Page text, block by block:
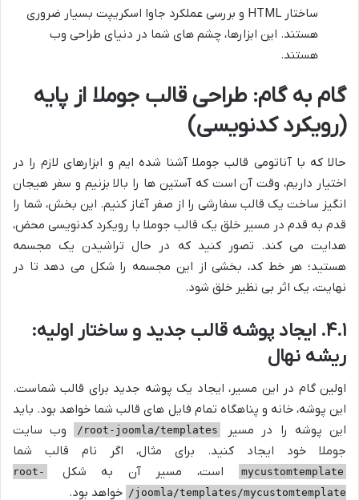
ساختار HTML و بررسی عملکرد جاوا اسکریپت بسیار ضروری
هستند. این ابزارها، چشم های شما در دنیای طراحی وب
هستند.
گام به گام: طراحی قالب جوملا از پایه
(رویکرد کدنویسی)
حالا که با آناتومی قالب جوملا آشنا شده ایم و ابزارهای لازم را در
اختیار داریم، وقت آن است که آستین ها را بالا بزنیم و سفر هیجان
انگیز ساخت یک قالب سفارشی را از صفر آغاز کنیم. این بخش، شما را
قدم به قدم در مسیر خلق یک قالب جوملا با رویکرد کدنویسی محض،
هدایت می کند. تصور کنید که در حال تراشیدن یک مجسمه
هستید؛ هر خط کد، بخشی از این مجسمه را شکل می دهد تا در
نهایت، یک اثر بی نظیر خلق شود.
۴.۱. ایجاد پوشه قالب جدید و ساختار اولیه:
ریشه نهال
اولین گام در این مسیر، ایجاد یک پوشه جدید برای قالب شماست.
این پوشه، خانه و پناهگاه تمام فایل های قالب شما خواهد بود. باید
این پوشه را در مسیر
root-joomla/templates/
وب سایت
جوملا خود ایجاد کنید. برای مثال، اگر نام قالب شما
mycustomtemplate است، مسیر آن به شکل
root-
joomla/templates/mycustomtemplate/
خواهد بود.